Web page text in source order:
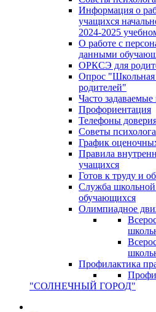
Информация о
учащихся
2024-2025
О работе с
данными
ОРКСЭ для
Опрос "Школьная
родителей"
Часто
Профориентация
Телефоны
Советы
График
Правила
учащихся
Готов к труду и
Служба
обучающихся
Олимпиадное
Профилактика
"СОЛНЕЧНЫЙ ГОРОД"